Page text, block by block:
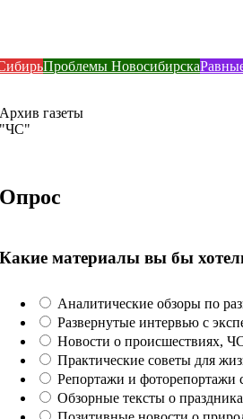
Проблемы Новосибирска
Архив газеты
"ЧС"
Опрос
Какие материалы вы бы
Аналитические обзоры по
Развернутые интервью с
Новости о происшествиях,
Практические советы для
Репортажи и фоторепортажи
Обзорные тексты о